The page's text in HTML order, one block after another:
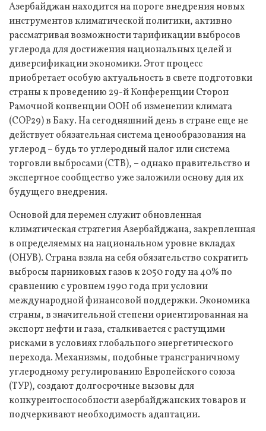
Азербайджан находится на пороге внедрения новых
инструментов климатической политики, активно
рассматривая возможности тарификации выбросов
углерода для достижения национальных целей и
диверсификации экономики. Этот процесс
приобретает особую актуальность в свете подготовки
страны к проведению 29-й Конференции Сторон
Рамочной конвенции ООН об изменении климата
(COP29) в Баку. На сегодняшний день в стране еще не
действует обязательная система ценообразования на
углерод – будь то углеродный налог или система
торговли выбросами (СТВ), – однако правительство и
экспертное сообщество уже заложили основу для их
будущего внедрения.
Основой для перемен служит обновленная
климатическая стратегия Азербайджана, закрепленная
в определяемых на национальном уровне вкладах
(ОНУВ). Страна взяла на себя обязательство сократить
выбросы парниковых газов к 2050 году на 40% по
сравнению с уровнем 1990 года при условии
международной финансовой поддержки. Экономика
страны, в значительной степени ориентированная на
экспорт нефти и газа, сталкивается с растущими
рисками в условиях глобального энергетического
перехода. Механизмы, подобные трансграничному
углеродному регулированию Европейского союза
(ТУР), создают долгосрочные вызовы для
конкурентоспособности азербайджанских товаров и
подчеркивают необходимость адаптации.